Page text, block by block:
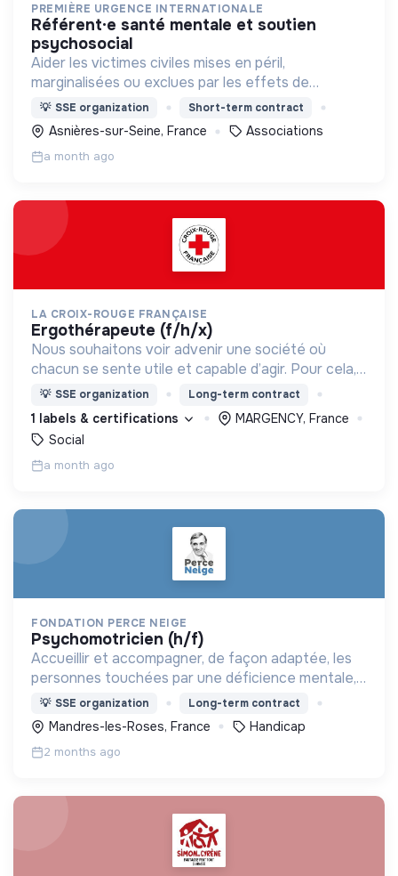
PREMIÈRE URGENCE INTERNATIONALE
référent·e santé mentale et soutien
psychosocial
Aider les victimes civiles mises en péril,
marginalisées ou exclues par les effets de
catastrophes naturelles, de guerres et de
situations d’effondrement économique.
💡 SSE organization Short-term contract
Asnières-sur-Seine, France Associations
a month ago
LA CROIX-ROUGE FRANÇAISE
ergothérapeute (f/h/x)
Nous souhaitons voir advenir une société où
chacun se sente utile et capable d’agir. Pour cela,
nous proposons des moyens et des lieux
d’engagement innovants et adaptés à tous.
💡 SSE organization Long-term contract
1 labels & certifications
MARGENCY, France
Social
a month ago
FONDATION PERCE NEIGE
psychomotricien (h/f)
Accueillir et accompagner, de façon adaptée, les
personnes touchées par une déficience mentale,
un handicap physique ou psychique
💡 SSE organization Long-term contract
Mandres-les-Roses, France Handicap
2 months ago